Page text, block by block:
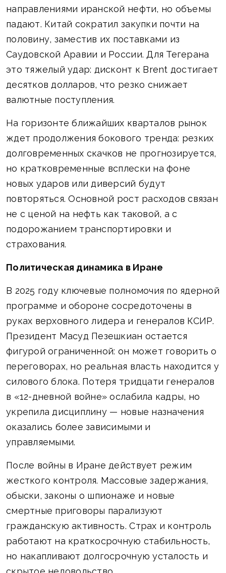
направлениями иранской нефти, но объемы
падают. Китай сократил закупки почти на
половину, заместив их поставками из
Саудовской Аравии и России. Для Тегерана
это тяжелый удар: дисконт к Brent достигает
десятков долларов, что резко снижает
валютные поступления.
На горизонте ближайших кварталов рынок
ждет продолжения бокового тренда: резких
долговременных скачков не прогнозируется,
но кратковременные всплески на фоне
новых ударов или диверсий будут
повторяться. Основной рост расходов связан
не с ценой на нефть как таковой, а с
подорожанием транспортировки и
страхования.
Политическая динамика в Иране
В 2025 году ключевые полномочия по ядерной
программе и обороне сосредоточены в
руках верховного лидера и генералов КСИР.
Президент Масуд Пезешкиан остается
фигурой ограниченной: он может говорить о
переговорах, но реальная власть находится у
силового блока. Потеря тридцати генералов
в «12-дневной войне» ослабила кадры, но
укрепила дисциплину — новые назначения
оказались более зависимыми и
управляемыми.
После войны в Иране действует режим
жесткого контроля. Массовые задержания,
обыски, законы о шпионаже и новые
смертные приговоры парализуют
гражданскую активность. Страх и контроль
работают на краткосрочную стабильность,
но накапливают долгосрочную усталость и